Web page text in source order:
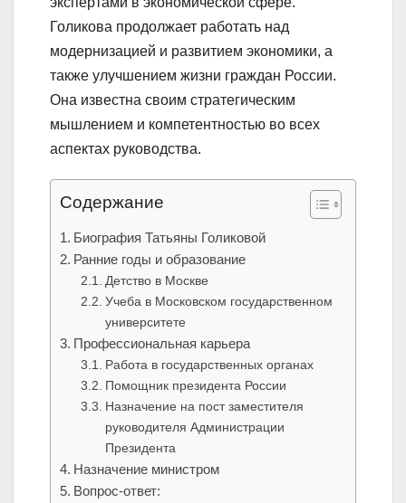
Голикова продолжает работать над
модернизацией и развитием экономики, а
также улучшением жизни граждан России.
Она известна своим стратегическим
мышлением и компетентностью во всех
аспектах руководства.
Содержание
Биография Татьяны Голиковой
Ранние годы и образование
Детство в Москве
Учеба в Московском государственном
университете
Профессиональная карьера
Работа в государственных органах
Помощник президента России
Назначение на пост заместителя
руководителя Администрации
Президента
Назначение министром
Вопрос-ответ: